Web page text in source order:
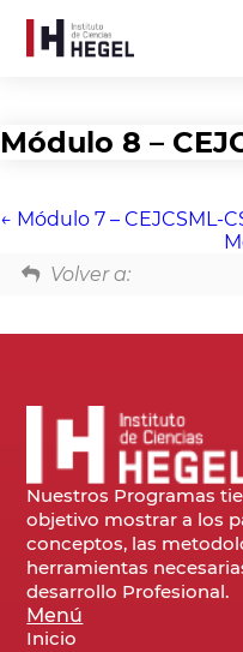
Módulo 8 –
Módulo 7 – CEJCSML-
Volver a:
Nuestros Programas
objetivo mostrar a los
conceptos, las
herramientas
desarrollo Profesional.
Menú
Inicio